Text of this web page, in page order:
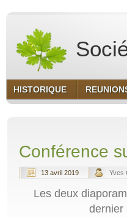
HISTORIQUE
Conférence
13 avril 2019 Yves
Les deux
dernier